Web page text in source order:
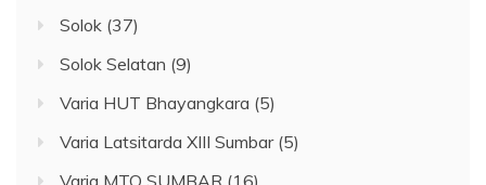
Solok (37)
Solok Selatan (9)
Varia HUT Bhayangkara (5)
Varia Latsitarda XIII Sumbar(5)
Varia MTQ SUMBAR (16)